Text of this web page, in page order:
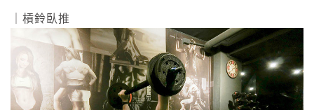
｜槓鈴臥推